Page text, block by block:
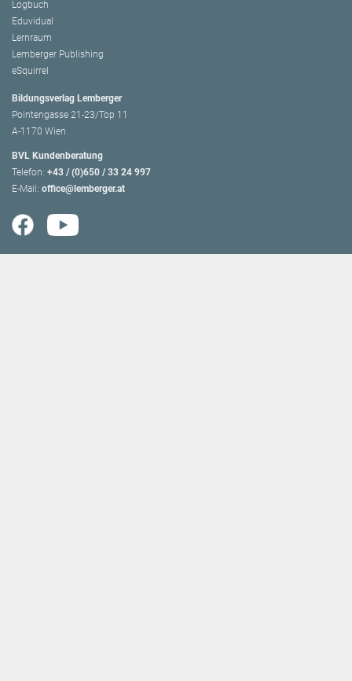
Logbuch
Eduvidual
Lernraum
Lemberger Publishing
eSquirrel
Bildungsverlag Lemberger
Pointengasse 21-23/Top 11
A-1170 Wien
BVL Kundenberatung
Telefon: +43 / (0)650 / 33 24 997
E-Mail: office@lemberger.at